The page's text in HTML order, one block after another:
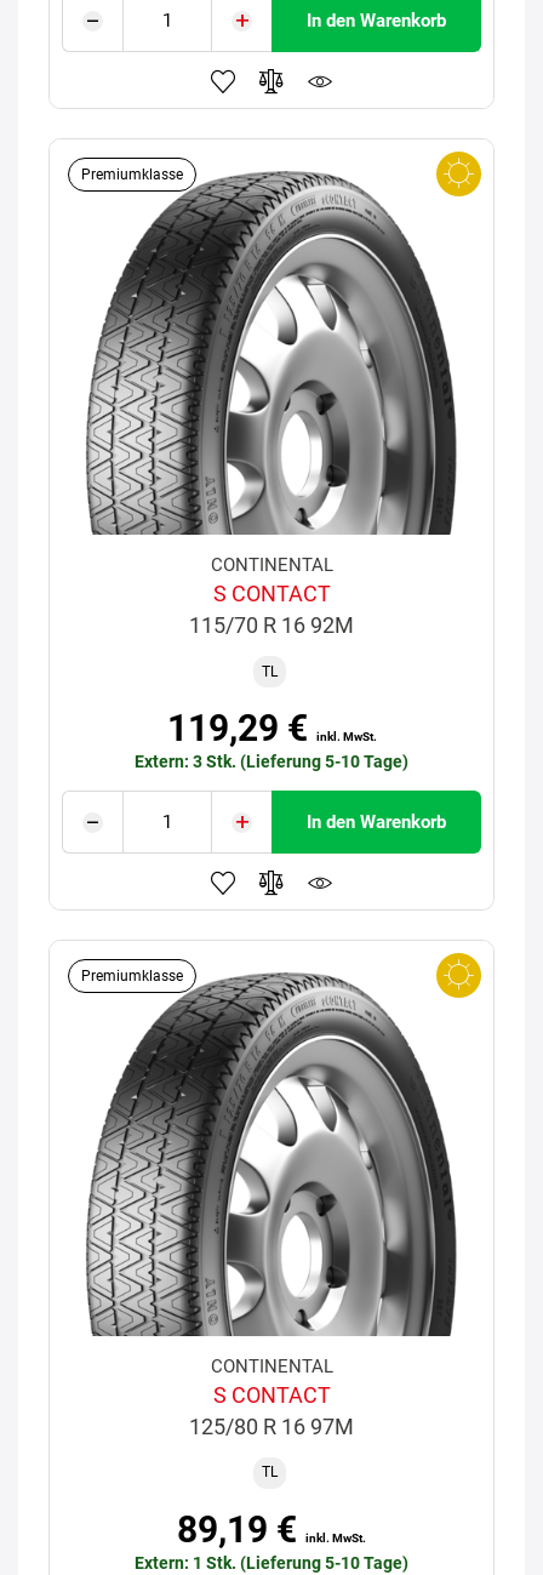
In den Warenkorb
Premiumklasse
CONTINENTAL
S CONTACT
115/70 R 16 92M
TL
119,29 € inkl. MwSt.
Extern: 3 Stk. (Lieferung 5-10 Tage)
In den Warenkorb
Premiumklasse
CONTINENTAL
S CONTACT
125/80 R 16 97M
TL
89,19 € inkl. MwSt.
Extern: 1 Stk. (Lieferung 5-10 Tage)